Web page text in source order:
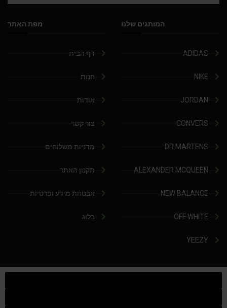
המותגים שלנו
ADIDAS
NIKE
JORDAN
CONVERS
DR.MARTENS
ALEXANDER MCQUEEN
NEW BALANCE
OFF WHITE
YEEZY
מפת האתר
דף הבית
חנות
אודות
צור קשר
מדניות משלוחים
תקנון האתר
אבטחת מידע ופרטיות
בלוג